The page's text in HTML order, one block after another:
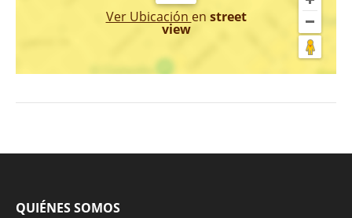
Ver Ubicación en street
view
QUIÉNES SOMOS